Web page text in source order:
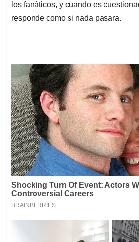
los fanáticos, y cuando es
responde como si nada pasara.